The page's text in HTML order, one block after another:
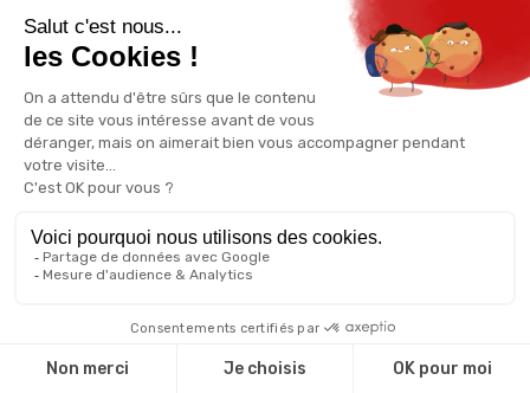
UN RENSEIGNEMENT ?
POURQUOI ACHETER CHEZ NOUS ?
Menu Recherche Déjà vu Compte Panier Haut